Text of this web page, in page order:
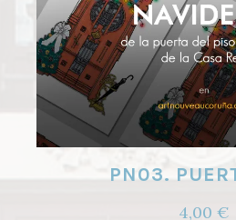
PN03.
4,00 €